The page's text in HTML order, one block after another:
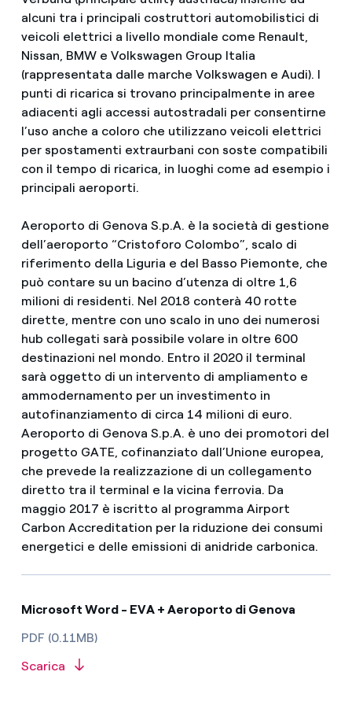
alcuni tra i principali costruttori automobilistici di
veicoli elettrici a livello mondiale come Renault,
Nissan, BMW e Volkswagen Group Italia
(rappresentata dalle marche Volkswagen e Audi). I
punti di ricarica si trovano principalmente in aree
adiacenti agli accessi autostradali per consentirne
l’uso anche a coloro che utilizzano veicoli elettrici
per spostamenti extraurbani con soste compatibili
con il tempo di ricarica, in luoghi come ad esempio i
principali aeroporti.
Aeroporto di Genova S.p.A. è la società di gestione
dell’aeroporto “Cristoforo Colombo”, scalo di
riferimento della Liguria e del Basso Piemonte, che
può contare su un bacino d’utenza di oltre 1,6
milioni di residenti. Nel 2018 conterà 40 rotte
dirette, mentre con uno scalo in uno dei numerosi
hub collegati sarà possibile volare in oltre 600
destinazioni nel mondo. Entro il 2020 il terminal
sarà oggetto di un intervento di ampliamento e
ammodernamento per un investimento in
autofinanziamento di circa 14 milioni di euro.
Aeroporto di Genova S.p.A. è uno dei promotori del
progetto GATE, cofinanziato dall’Unione europea,
che prevede la realizzazione di un collegamento
diretto tra il terminal e la vicina ferrovia. Da
maggio 2017 è iscritto al programma Airport
Carbon Accreditation per la riduzione dei consumi
energetici e delle emissioni di anidride carbonica.
Microsoft Word - EVA + Aeroporto di Genova
PDF (0.11MB)
Scarica